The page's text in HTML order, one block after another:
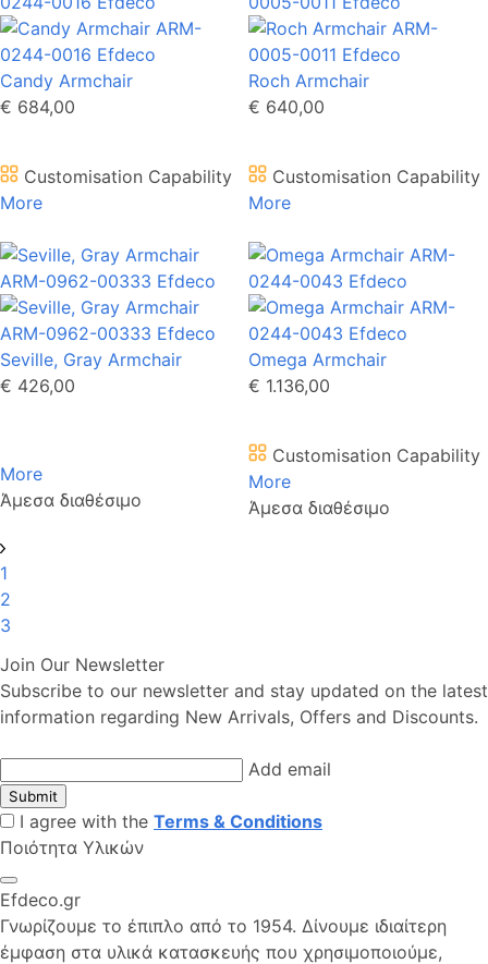
Candy Armchair
€ 684,00
Customisation Capability
More
Roch Armchair
€ 640,00
Customisation Capability
More
Seville, Gray Armchair
€ 426,00
More
Άμεσα διαθέσιμο
Omega Armchair
€ 1.136,00
Customisation Capability
More
Άμεσα διαθέσιμο
1
2
3
Join Our Newsletter
Subscribe to our newsletter and stay updated on the latest
information regarding New Arrivals, Offers and Discounts.
Add email
Submit
I agree with the Terms & Conditions
Ποιότητα Υλικών
Efdeco.gr
Γνωρίζουμε το έπιπλο από το 1954. Δίνουμε ιδιαίτερη
έμφαση στα υλικά κατασκευής που χρησιμοποιούμε,